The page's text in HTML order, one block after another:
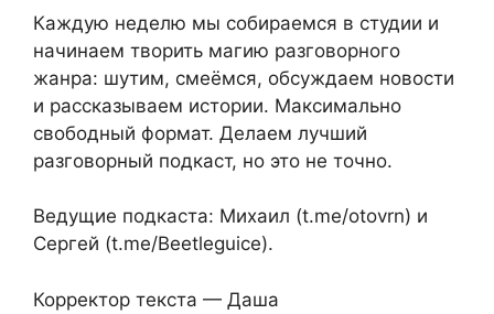
Каждую неделю мы собираемся в студии и
начинаем творить магию разговорного
жанра: шутим, смеёмся, обсуждаем новости
и рассказываем истории. Максимально
свободный формат. Делаем лучший
разговорный подкаст, но это не точно.
Ведущие подкаста: Михаил (t.me/otovrn) и
Сергей (t.me/Beetleguice).
Корректор текста — Даша